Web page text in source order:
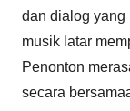
dan dialog yang
musik latar
Penonton
secara